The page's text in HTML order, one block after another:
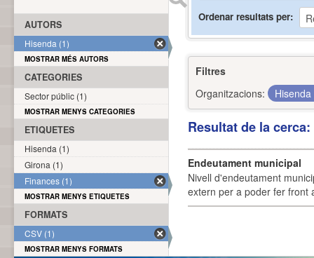
Ordenar resultats per
Filtres
Organitzacions:
Hisenda
Resultat de la
Endeutament municipal
Nivell d'endeutament
extern per a poder fer front
AUTORS
Hisenda (1)
MOSTRAR MÉS AUTORS
CATEGORIES
Sector públic (1)
MOSTRAR MENYS CATEGORIES
ETIQUETES
Hisenda (1)
Girona (1)
Finances (1)
MOSTRAR MENYS ETIQUETES
FORMATS
CSV (1)
MOSTRAR MENYS FORMATS